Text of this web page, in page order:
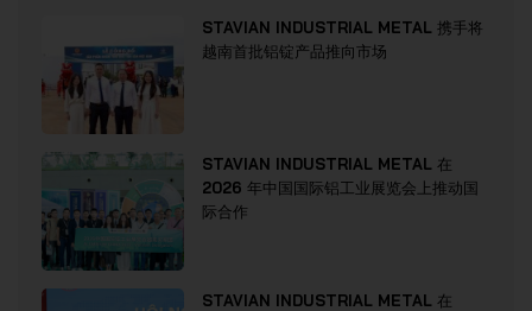
STAVIAN INDUSTRIAL METAL 携手将
越南首批铝锭产品推向市场
STAVIAN INDUSTRIAL METAL 在
2026 年中国国际铝工业展览会上推动国
际合作
STAVIAN INDUSTRIAL METAL 在